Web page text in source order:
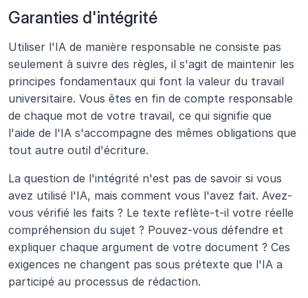
Garanties d'intégrité
Utiliser l'IA de manière responsable ne consiste pas
seulement à suivre des règles, il s'agit de maintenir les
principes fondamentaux qui font la valeur du travail
universitaire. Vous êtes en fin de compte responsable
de chaque mot de votre travail, ce qui signifie que
l'aide de l'IA s'accompagne des mêmes obligations que
tout autre outil d'écriture.
La question de l'intégrité n'est pas de savoir si vous
avez utilisé l'IA, mais comment vous l'avez fait. Avez-
vous vérifié les faits ? Le texte reflète-t-il votre réelle
compréhension du sujet ? Pouvez-vous défendre et
expliquer chaque argument de votre document ? Ces
exigences ne changent pas sous prétexte que l'IA a
participé au processus de rédaction.